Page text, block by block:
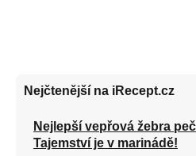
Nejčtenější na iRecept.cz
Nejlepší vepřová žebra
Tajemství je v marinádě!